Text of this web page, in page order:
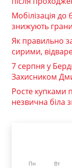
Мобілізація до
знижують
Як правильно
сирими,
7 серпня у
Захисником
Росте купками
незвична біла
Пн Вт